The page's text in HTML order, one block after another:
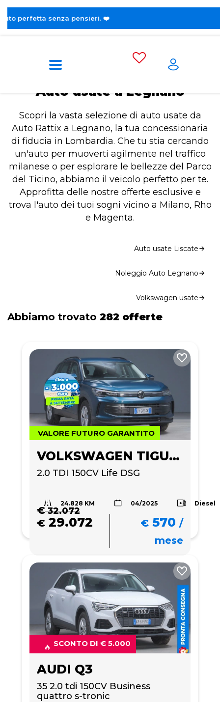
Home Auto usate a Legnano
Auto usate a Legnano
Scopri la vasta selezione di auto usate da
Auto Rattix a Legnano, la tua concessionaria
di fiducia in Lombardia. Che tu stia cercando
un'auto per muoverti agilmente nel traffico
milanese o per esplorare le bellezze del Parco
del Ticino, abbiamo il veicolo perfetto per te.
Approfitta delle nostre offerte esclusive e
trova l'auto dei tuoi sogni vicino a Milano, Rho
e Magenta.
Auto usate Liscate
Noleggio Auto Legnano
Volkswagen usate
Abbiamo trovato 282 offerte
VALORE FUTURO GARANTITO
VOLKSWAGEN TIGUAN
2.0 TDI 150CV Life DSG
24.828 KM 04/2025 Diesel
€32.072
€ 29.072 € 570 /
mese
SCONTO DI € 5.000
AUDI Q3
35 2.0 tdi 150CV Business
quattro s-tronic